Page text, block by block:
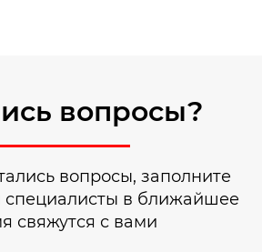
вопросы?
вопросы, заполните
в ближайшее
свяжутся с вами